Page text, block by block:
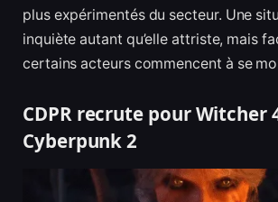
plus expérimentés du secteur. Une
inquiète autant qu’elle attriste, mais
certains acteurs commencent à se
CDPR recrute pour Witcher
Cyberpunk 2